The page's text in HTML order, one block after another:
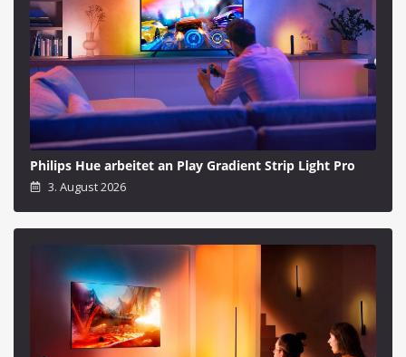
Philips Hue arbeitet an Play Gradient Strip Light Pro
3. August 2026